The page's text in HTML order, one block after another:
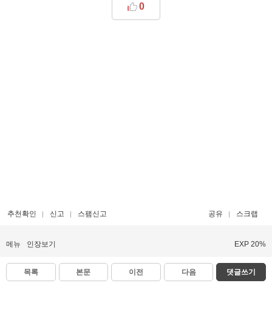
0
추천확인 신고 스팸신고 공유 스크랩
메뉴 인장보기 EXP 20%
목록 본문 이전 다음 댓글쓰기